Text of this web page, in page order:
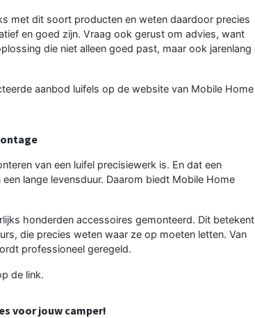
met dit soort producten en weten daardoor precies
en goed zijn. Vraag ook gerust om advies, want
die niet alleen goed past, maar ook jarenlang
aanbod luifels op de website van Mobile Home
van een luifel precisiewerk is. En dat een
lange levensduur. Daarom biedt Mobile Home
honderden accessoires gemonteerd. Dit betekent
die precies weten waar ze op moeten letten. Van
professioneel geregeld.
de link.
voor jouw camper!